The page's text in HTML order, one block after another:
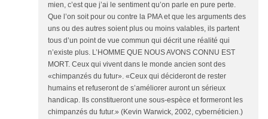
mien, c’est que j’ai le sentiment qu’on parle en pure perte.
Que l’on soit pour ou contre la PMA et que les arguments des
uns ou des autres soient plus ou moins valables, ils partent
tous d’un point de vue commun qui décrit une réalité qui
n’existe plus. L’HOMME QUE NOUS AVONS CONNU EST
MORT. Ceux qui vivent dans le monde ancien sont des
«chimpanzés du futur». «Ceux qui décideront de rester
humains et refuseront de s’améliorer auront un sérieux
handicap. Ils constitueront une sous-espèce et formeront les
chimpanzés du futur.» (Kevin Warwick, 2002, cybernéticien.)